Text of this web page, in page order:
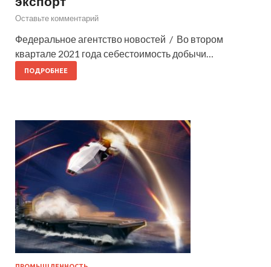
Оставьте комментарий
Федеральное агентство новостей / Во втором
квартале 2021 года себестоимость добычи…
ПОДРОБНЕЕ